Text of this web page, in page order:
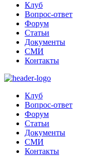
Клуб
Вопрос-ответ
Форум
Статьи
Документы
СМИ
Контакты
Клуб
Вопрос-ответ
Форум
Статьи
Документы
СМИ
Контакты